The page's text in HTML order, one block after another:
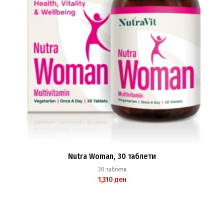
Nutra Woman, 30 таблети
30 таблети
1,310 ден